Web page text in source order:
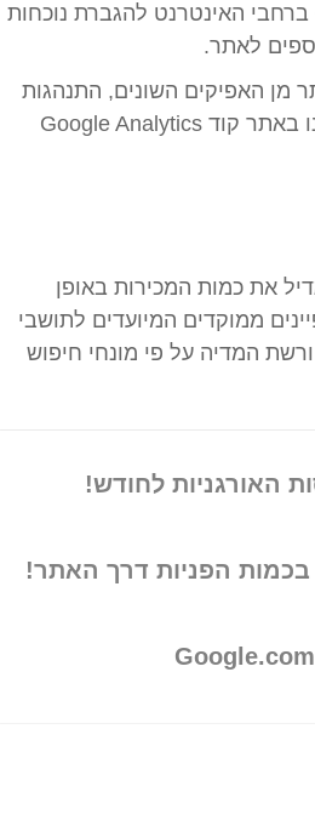
באתר עצמו, בוצעה עבודה Off-sitee ברחבי האינטרנט להגברת נוכחות
לאתר.
מן האפיקים השונים, התנהגות
הגולשים, המרות באתר ועוד, הטמענו באתר קוד Google Analytics
את כמות המכירות באופן
ממוקדים המיועדים לתושבי
המדיה על פי מונחי חיפוש
בכמות הפניות דרך האתר!